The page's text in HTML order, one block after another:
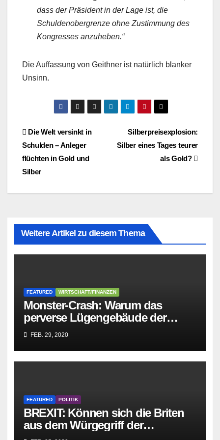
dass der Präsident in der Lage ist, die
Schuldenobergrenze ohne Zustimmung des
Kongresses anzuheben.“
Die Auffassung von Geithner ist natürlich blanker
Unsinn.
BeitragsnavigationSilberpreisexplosion:
Silber eines Tages teurer
als Gold?
Die Welt versinkt in
Schulden – Anleger
flüchten in Gold und
Silber
Weitere Artikel zu diesem Thema
FEATURED WIRTSCHAFT/FINANZEN
Monster-Crash: Warum das
perverse Lügengebäude der
Sozialisten in sich
zusammenbricht!
FEB. 29, 2020
FEATURED POLITIK
BREXIT: Können sich die Briten
aus dem Würgegriff der
parasitären EU-Mafia befreien?